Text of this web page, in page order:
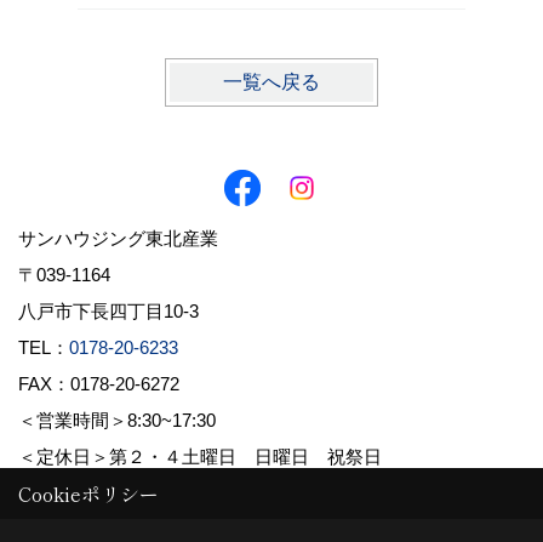
一覧へ戻る
サンハウジング東北産業
〒039-1164
八戸市下長四丁目10-3
TEL： 0178-20-6233
FAX：0178-20-6272
＜営業時間＞8:30~17:30
＜定休日＞第２・４土曜日 日曜日 祝祭日
Cookieポリシー